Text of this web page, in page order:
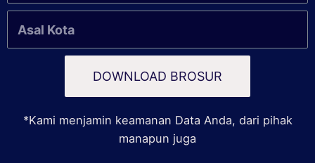
DOWNLOAD BROSUR
*Kami menjamin keamanan Data Anda, dari pihak
manapun juga